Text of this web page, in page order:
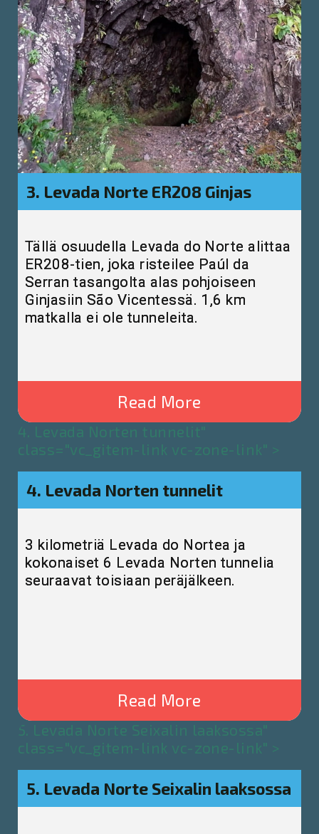
3. Levada Norte ER208 Ginjas
Tällä osuudella Levada do Norte alittaa
ER208-tien, joka risteilee Paúl da
Serran tasangolta alas pohjoiseen
Ginjasiin São Vicentessä. 1,6 km
matkalla ei ole tunneleita.
Read More
4. Levada Norten tunnelit"
class="vc_gitem-link vc-zone-link" >
4. Levada Norten tunnelit
3 kilometriä Levada do Nortea ja
kokonaiset 6 Levada Norten tunnelia
seuraavat toisiaan peräjälkeen.
Read More
5. Levada Norte Seixalin laaksossa"
class="vc_gitem-link vc-zone-link" >
5. Levada Norte Seixalin laaksossa